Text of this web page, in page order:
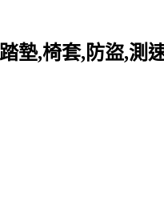
墊,椅套,防盜,